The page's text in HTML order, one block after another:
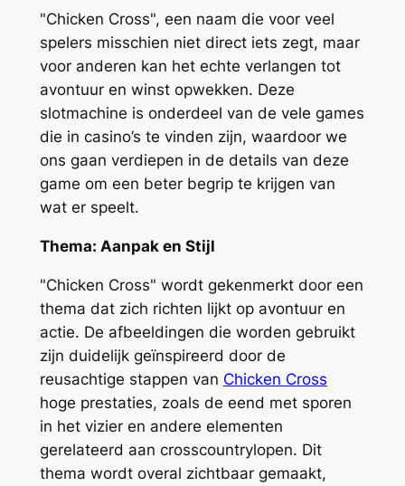
"Chicken Cross", een naam die voor veel
spelers misschien niet direct iets zegt, maar
voor anderen kan het echte verlangen tot
avontuur en winst opwekken. Deze
slotmachine is onderdeel van de vele games
die in casino’s te vinden zijn, waardoor we
ons gaan verdiepen in de details van deze
game om een beter begrip te krijgen van
wat er speelt.
Thema: Aanpak en Stijl
"Chicken Cross" wordt gekenmerkt door een
thema dat zich richten lijkt op avontuur en
actie. De afbeeldingen die worden gebruikt
zijn duidelijk geïnspireerd door de
reusachtige stappen van Chicken Cross
hoge prestaties, zoals de eend met sporen
in het vizier en andere elementen
gerelateerd aan crosscountrylopen. Dit
thema wordt overal zichtbaar gemaakt,